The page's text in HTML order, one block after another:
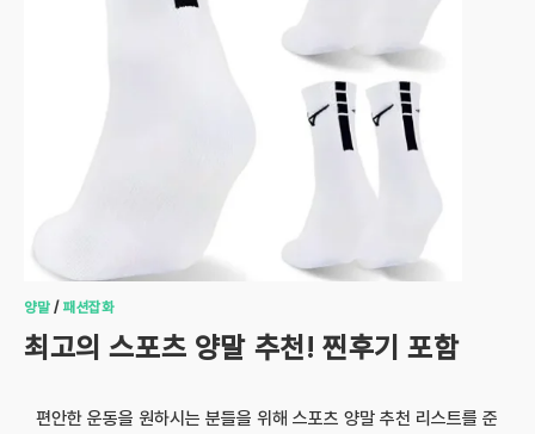
양말/패션잡화
최고의 스포츠 양말 추천! 찐후기 포함
편안한 운동을 원하시는 분들을 위해 스포츠 양말 추천 리스트를 준